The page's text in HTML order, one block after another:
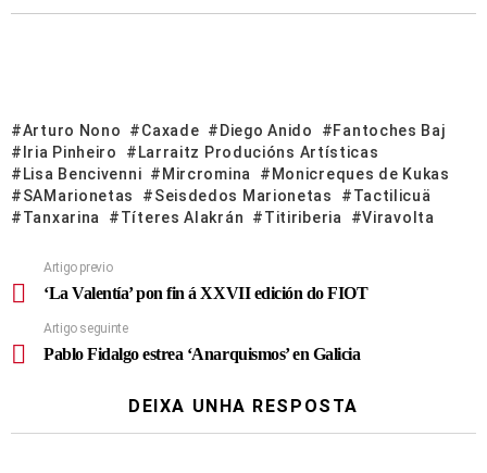
Arturo Nono Caxade Diego Anido
Fantoches Baj
Iria Pinheiro
Larraitz Producións Artísticas
Lisa Bencivenni
Mircromina
Monicreques de Kukas
SAMarionetas
Seisdedos Marionetas
Tactilicuä
Tanxarina
Títeres Alakrán Titiriberia Viravolta
Artigo previo
‘La Valentía’ pon fin á XXVII edición do FIOT
Artigo seguinte
Pablo Fidalgo estrea ‘Anarquismos’ en Galicia
DEIXA UNHA RESPOSTA